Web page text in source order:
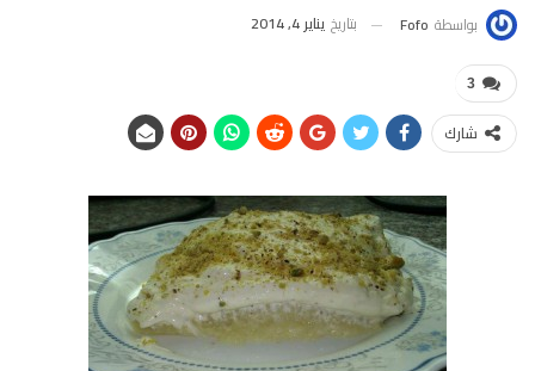
بواسطة Fofo بتاريخ يناير 4, 2014
3
شارك